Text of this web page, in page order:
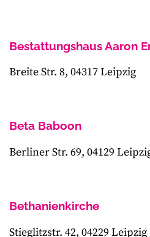
Bestattungshaus Aaron
Breite Str. 8, 04317 Leipzig
Beta Baboon
Berliner Str. 69, 04129
Bethanienkirche
Stieglitzstr. 42, 04229 Leipzig